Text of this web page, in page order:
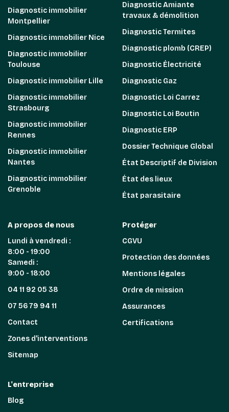
Diagnostic immobilier
Montpellier
Diagnostic immobilier Nice
Diagnostic immobilier
Toulouse
Diagnostic immobilier Lille
Diagnostic immobilier
Strasbourg
Diagnostic immobilier
Rennes
Diagnostic immobilier
Nantes
Diagnostic immobilier
Grenoble
Diagnostic Amiante
travaux & démolition
Diagnostic Termites
Diagnostic plomb (CREP)
Diagnostic Électricité
Diagnostic Gaz
Diagnostic Loi Carrez
Diagnostic Loi Boutin
Diagnostic ERP
Dossier Technique Global
État Descriptif de Division
État des lieux
État parasitaire
A propos de nous
Lundi à vendredi :
8:00 - 19:00
Samedi :
9:00 - 18:00
04 11 92 05 38
07 56 79 94 11
Contact
Zones d'interventions
Sitemap
Protéger
CGVU
Protection des données
Mentions légales
Ordre de mission
Assurances
Certifications
L'entreprise
Blog